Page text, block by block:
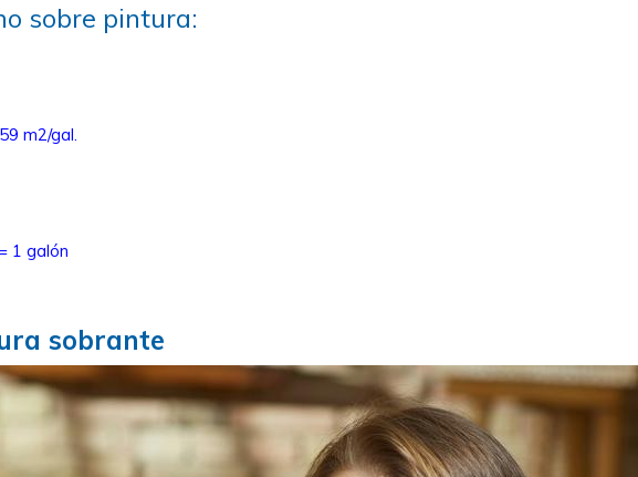
sobre pintura:
m2/gal.
1 galón
sobrante